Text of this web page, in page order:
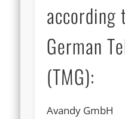
according
German
(TMG):
Avandy GmbH